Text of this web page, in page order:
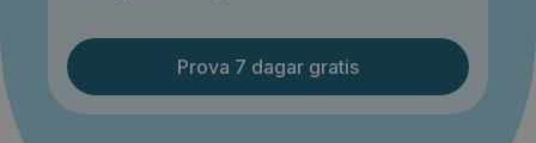
Prova 7 dagar gratis